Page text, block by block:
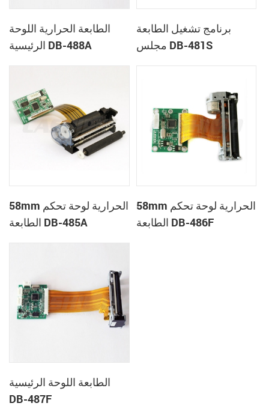
الطابعة الحرارية اللوحة
الرئيسية DB-488A
برنامج تشغيل الطابعة
مجلس DB-481S
58mm الحرارية لوحة تحكم
الطابعة DB-485A
58mm الحرارية لوحة تحكم
الطابعة DB-486F
الطابعة اللوحة الرئيسية
DB-487F